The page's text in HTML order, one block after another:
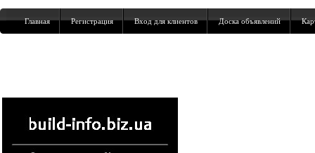
Главная Регистрация Вход для клиентов Доска объявлений